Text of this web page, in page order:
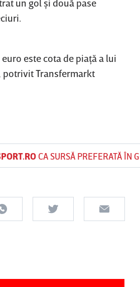
este cota de piaţă a lui
potrivit Transfermarkt
CA SURSĂ PREFERATĂ ÎN